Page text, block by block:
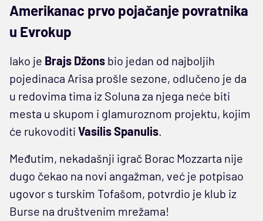
Amerikanac prvo pojačanje povratnika
u Evrokup
Iako je Brajs Džons bio jedan od najboljih
pojedinaca Arisa prošle sezone, odlučeno je da
u redovima tima iz Soluna za njega neće biti
mesta u skupom i glamuroznom projektu, kojim
će rukovoditi Vasilis Spanulis.
Međutim, nekadašnji igrač Borac Mozzarta nije
dugo čekao na novi angažman, već je potpisao
ugovor s turskim Tofašom, potvrdio je klub iz
Burse na društvenim mrežama!